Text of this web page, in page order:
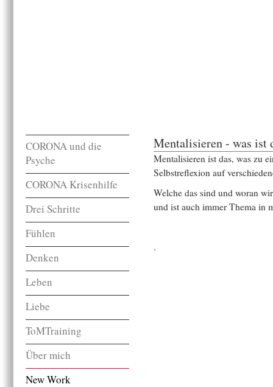
CORONA und die
Psyche
CORONA Krisenhilfe
Drei Schritte
Fühlen
Denken
Leben
Liebe
ToMTraining
Über mich
New Work
Mentalisieren - was ist
Mentalisieren ist das, was zu
Selbstreflexion auf
Welche das sind und woran
und ist auch immer Thema in
.